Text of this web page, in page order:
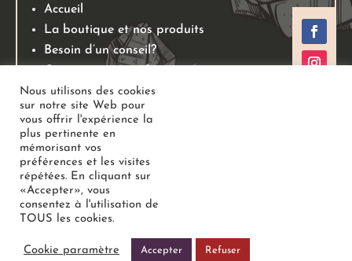
Accueil
La boutique et nos produits
Besoin d’un conseil?
Mentions légales
Conditions générales de ventes
Politiques de retours
Politique de confidentialité
Copyright Au Jardin des Gemmes
Nous utilisons des cookies
sur notre site Web pour
vous offrir l'expérience la
plus pertinente en
mémorisant vos
préférences et les visites
répétées. En cliquant sur
«Accepter», vous
consentez à l'utilisation de
TOUS les cookies.
Cookie paramètre Accepter Refuser